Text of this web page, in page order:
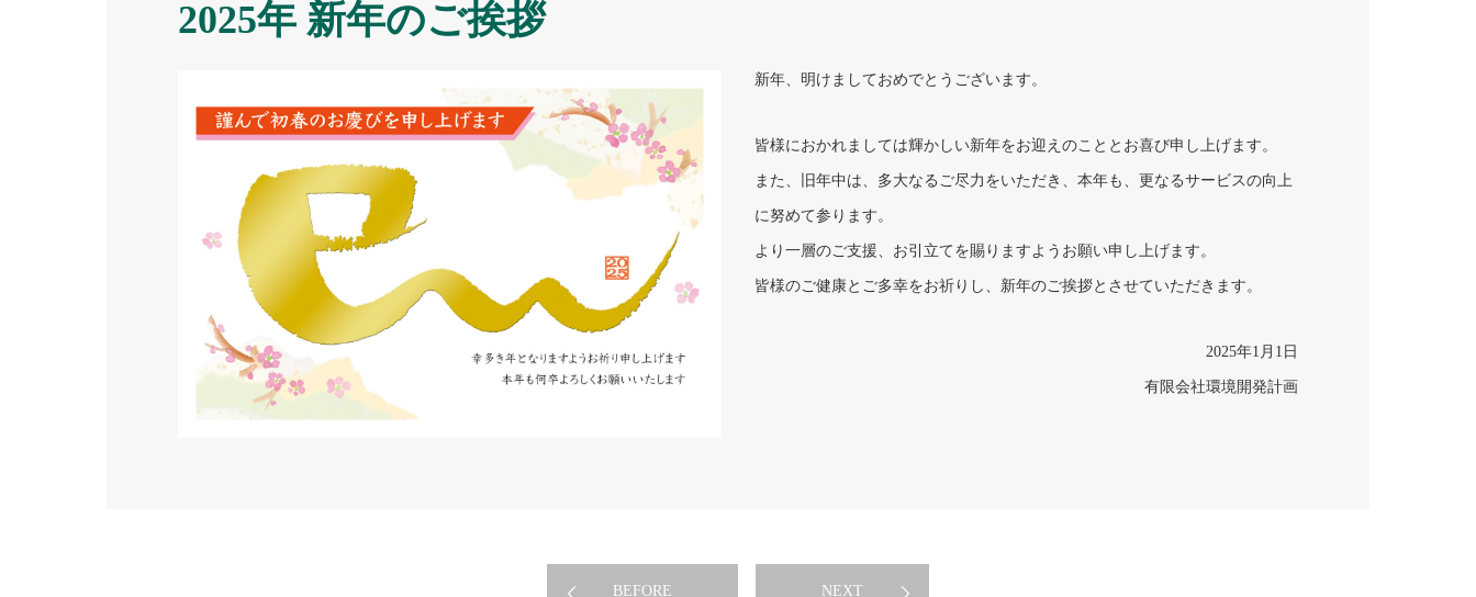
2025年 新年のご挨拶
新年、明けましておめでとうございます。
皆様におかれましては輝かしい新年をお迎えのこととお喜び申し上げます。
また、旧年中は、多大なるご尽力をいただき、本年も、更なるサービスの向上
に努めて参ります。
より一層のご支援、お引立てを賜りますようお願い申し上げます。
皆様のご健康とご多幸をお祈りし、新年のご挨拶とさせていただきます。
2025年1月1日
有限会社環境開発計画
BEFORE NEXT